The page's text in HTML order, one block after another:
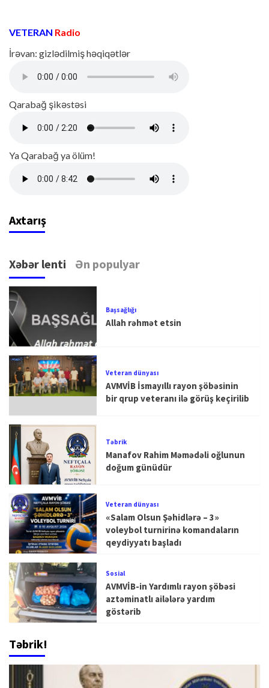
VETERAN Radio
İrəvan: gizlədilmiş həqiqətlər
Qarabağ şikəstəsi
Ya Qarabağ ya ölüm!
Axtarış
Xəbər lenti Ən populyar
Başsağlığı
Allah rəhmət etsin
Veteran dünyası
AVMVİB İsmayıllı rayon şöbəsinin
bir qrup veteranı ilə görüş keçirilib
Təbrik
Manafov Rahim Məmədəli oğlunun
doğum günüdür
Veteran dünyası
«Salam Olsun Şəhidlərə – 3»
voleybol turnirinə komandaların
qeydiyyatı başladı
Sosial
AVMVİB-in Yardımlı rayon şöbəsi
aztəminatlı ailələrə yardım
göstərib
Təbrik!